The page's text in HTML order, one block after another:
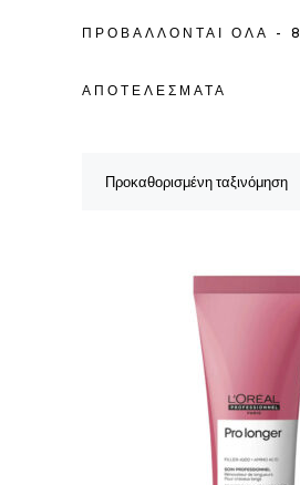
ΠΡΟΒΆΛΛΟΝΤΑΙ ΌΛΑ - 8
ΑΠΟΤΕΛΈΣΜΑΤΑ
Προκαθορισμένη ταξινόμηση